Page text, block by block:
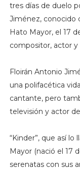
tres días de duelo
Jiménez, conocido
Hato Mayor, el 17
compositor, actor
Floirán Antonio
una polifacética
cantante, pero
televisión y actor
“Kinder”, que así
Mayor (nació el 17
serenatas con sus